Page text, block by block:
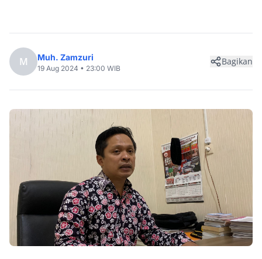
M Muh. Zamzuri
19 Aug 2024 • 23:00 WIB
Bagikan